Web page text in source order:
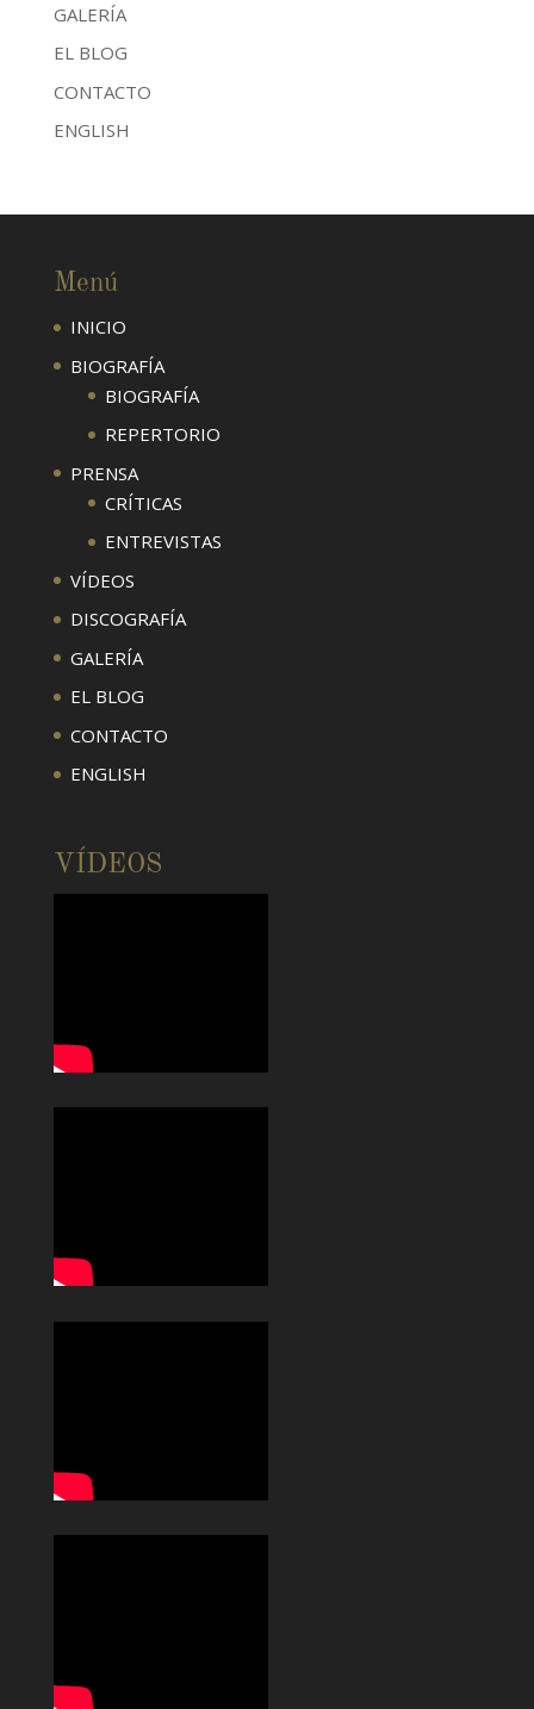
GALERÍA
EL BLOG
CONTACTO
ENGLISH
Menú
INICIO
BIOGRAFÍA
BIOGRAFÍA
REPERTORIO
PRENSA
CRÍTICAS
ENTREVISTAS
VÍDEOS
DISCOGRAFÍA
GALERÍA
EL BLOG
CONTACTO
ENGLISH
VÍDEOS